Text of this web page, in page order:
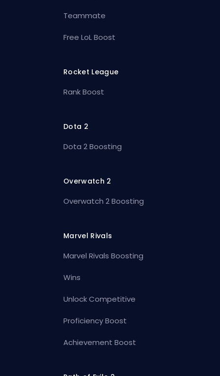
Teammate
Free LoL Boost
Rocket League
Rank Boost
Dota 2
Dota 2 Boosting
Overwatch 2
Overwatch 2 Boosting
Marvel Rivals
Marvel Rivals Boosting
Wins
Unlock Competitive
Proficiency Boost
Achievement Boost